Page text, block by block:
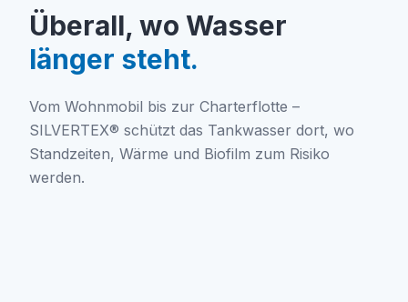
Überall, wo Wasser
länger steht.
Vom Wohnmobil bis zur Charterflotte –
SILVERTEX® schützt das Tankwasser dort, wo
Standzeiten, Wärme und Biofilm zum Risiko
werden.